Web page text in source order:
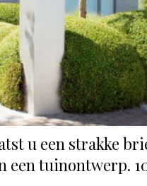
u een strakke
een tuinontwerp.